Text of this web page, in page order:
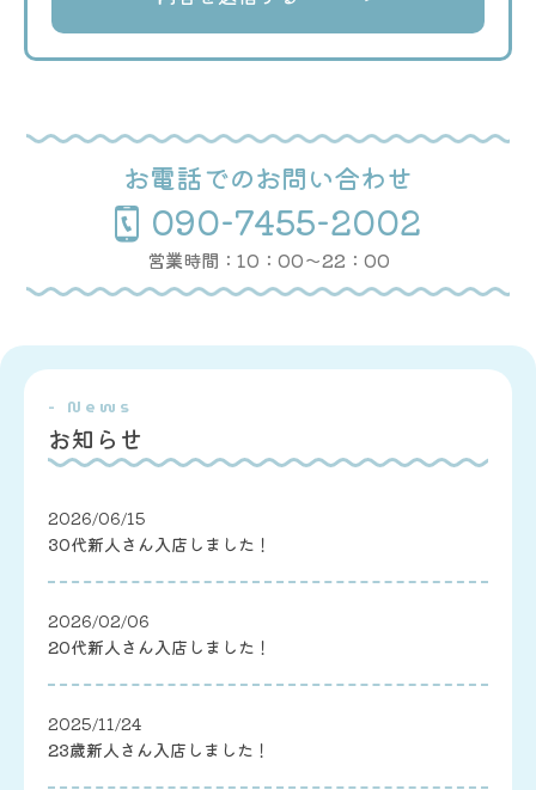
お電話でのお問い合わせ
090-7455-2002
営業時間：10：00〜22：00
- News
お知らせ
2026/06/15
30代新人さん入店しました！
2026/02/06
20代新人さん入店しました！
2025/11/24
23歳新人さん入店しました！